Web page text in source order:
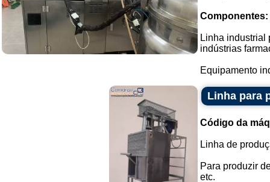
Componentes:
Linha industrial
indústrias
Equipamento
Linha para
Código da
Linha de
Para produzir
etc.